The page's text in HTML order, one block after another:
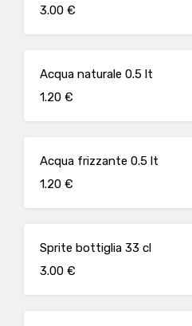
3.00 €
Acqua naturale 0.5 lt
1.20 €
Acqua frizzante 0.5 lt
1.20 €
Sprite bottiglia 33 cl
3.00 €